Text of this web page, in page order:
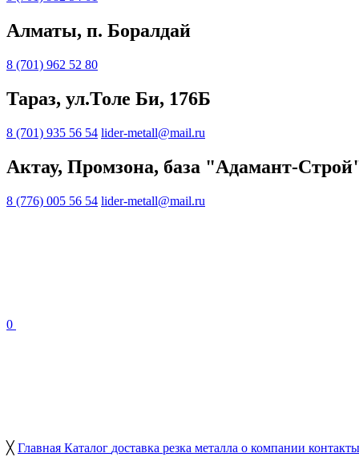
Алматы, п. Боралдай
8 (701) 962 52 80
Тараз, ул.Толе Би, 176Б
8 (701) 935 56 54 lider-metall@mail.ru
Актау, Промзона, база "Адамант-
8 (776) 005 56 54 lider-metall@mail.ru
0
╳ Главная Каталог доставка резка металла о компании контакты